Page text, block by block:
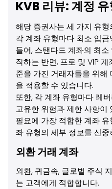
KVB 리뷰: 계정 유
해당 증권사는 세 가지 유
각 계좌 유형마다 최소 입
들어, 스탠다드 계좌의 최
작하는 반면, 프로 및 VIP
준을 가진 거래자들을 위해
을 적용할 수 있습니다.
또한, 각 계좌 유형마다 레
고유한 위험과 제한 사항이
필요에 가장 적합한 계좌
좌 유형의 세부 정보를 신
외환 거래 계좌
외환, 귀금속, 글로벌 주식
는 고객에게 적합합니다.